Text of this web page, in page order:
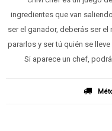
ingredientes que van
ser el ganador, deberás ser
pararlos y ser tú quién se
Si aparece un chef,